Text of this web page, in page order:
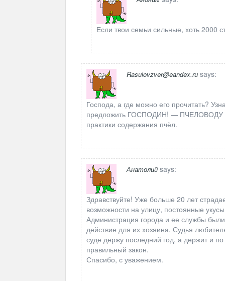
Если твои семьи сильные, хоть 2000
Rasulovzver@eandex.ru says:
Господа, а где можно его прочитать?
предложить ГОСПОДИН! — ПЧЕЛОВОДУ
практики содержания пчёл.
Анатолий says:
Здравствуйте! Уже больше 20 лет
возможности на улицу, постоянные
Администрация города и ее службы
действие для их хозяина. Судья
суде держу последний год, а держит и
правильный закон.
Спасибо, с уважением.